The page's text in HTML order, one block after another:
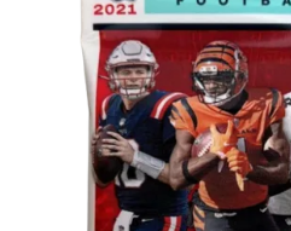
POKÉMON TCG: